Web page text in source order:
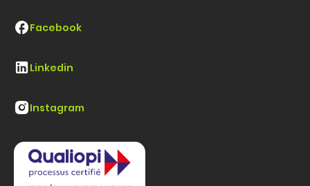
Facebook
Linkedin
Instagram